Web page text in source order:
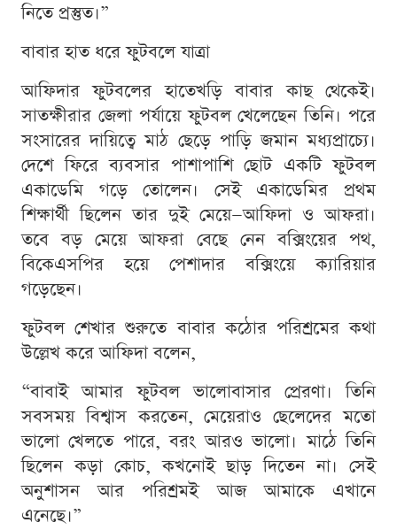
নিতে প্রস্তুত।”
বাবার হাত ধরে ফুটবলে যাত্রা
আফিদার ফুটবলের হাতেখড়ি বাবার কাছ থেকেই।
সাতক্ষীরার জেলা পর্যায়ে ফুটবল খেলেছেন তিনি। পরে
সংসারের দায়িত্বে মাঠ ছেড়ে পাড়ি জমান মধ্যপ্রাচ্যে।
দেশে ফিরে ব্যবসার পাশাপাশি ছোট একটি ফুটবল
একাডেমি গড়ে তোলেন। সেই একাডেমির প্রথম
শিক্ষার্থী ছিলেন তার দুই মেয়ে—আফিদা ও আফরা।
তবে বড় মেয়ে আফরা বেছে নেন বক্সিংয়ের পথ,
বিকেএসপির হয়ে পেশাদার বক্সিংয়ে ক্যারিয়ার
গড়েছেন।
ফুটবল শেখার শুরুতে বাবার কঠোর পরিশ্রমের কথা
উল্লেখ করে আফিদা বলেন,
“বাবাই আমার ফুটবল ভালোবাসার প্রেরণা। তিনি
সবসময় বিশ্বাস করতেন, মেয়েরাও ছেলেদের মতো
ভালো খেলতে পারে, বরং আরও ভালো। মাঠে তিনি
ছিলেন কড়া কোচ, কখনোই ছাড় দিতেন না। সেই
অনুশাসন আর পরিশ্রমই আজ আমাকে এখানে
এনেছে।”